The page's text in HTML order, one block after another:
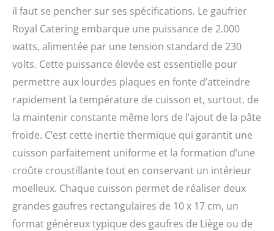
il faut se pencher sur ses spécifications. Le gaufrier
Royal Catering embarque une puissance de 2.000
watts, alimentée par une tension standard de 230
volts. Cette puissance élevée est essentielle pour
permettre aux lourdes plaques en fonte d’atteindre
rapidement la température de cuisson et, surtout, de
la maintenir constante même lors de l’ajout de la pâte
froide. C’est cette inertie thermique qui garantit une
cuisson parfaitement uniforme et la formation d’une
croûte croustillante tout en conservant un intérieur
moelleux. Chaque cuisson permet de réaliser deux
grandes gaufres rectangulaires de 10 x 17 cm, un
format généreux typique des gaufres de Liège ou de